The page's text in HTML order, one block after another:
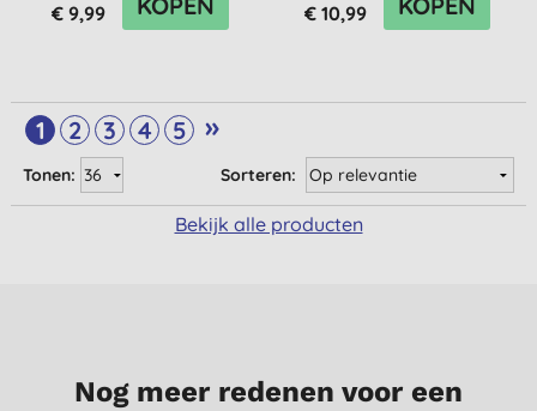
€ 9,99 € 10,99
1 2 3 4 5 »
Sorteren:
Tonen:
Bekijk alle producten
Nog meer redenen voor een